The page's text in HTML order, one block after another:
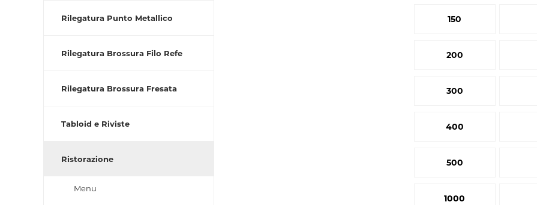
Rilegatura Punto Metallico
Rilegatura Brossura Filo Refe
Rilegatura Brossura Fresata
Tabloid e Riviste
Ristorazione
Menu
150
200
300
400
500
1000